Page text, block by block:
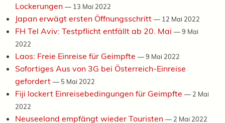
Lockerungen — 13 Mai 2022
Japan erwägt ersten Öffnungsschritt — 12 Mai 2022
FH Tel Aviv: Testpflicht entfällt ab 20. Mai —9 Mai
2022
Laos: Freie Einreise für Geimpfte —9 Mai 2022
Sofortiges Aus von 3G bei Österreich-Einreise
gefordert — 5 Mai 2022
Fiji lockert Einreisebedingungen für Geimpfte — 2 Mai
2022
Neuseeland empfängt wieder Touristen — 2 Mai 2022